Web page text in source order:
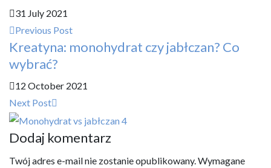
31 July 2021
Previous Post
Kreatyna: monohydrat czy jabłczan? Co
wybrać?
12 October 2021
Next Post
Dodaj komentarz
Twój adres e-mail nie zostanie opublikowany.Wymagane